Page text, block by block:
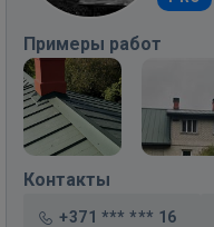
Примеры работ
Контакты
+371 *** *** 16